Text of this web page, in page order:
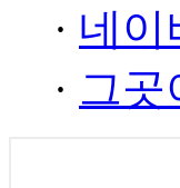
· 네
· 그